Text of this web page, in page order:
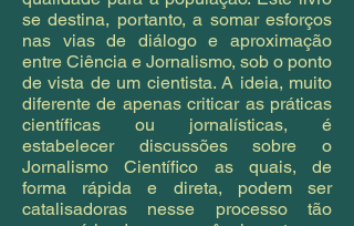
se destina, portanto, a somar esforços
nas vias de diálogo e aproximação
entre Ciência e Jornalismo, sob o ponto
de vista de um cientista. A ideia, muito
diferente de apenas criticar as práticas
científicas ou jornalísticas, é
estabelecer discussões sobre o
Jornalismo Científico as quais, de
forma rápida e direta, podem ser
catalisadoras nesse processo tão